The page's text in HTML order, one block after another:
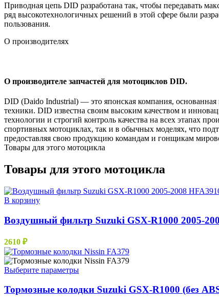
Приводная цепь DID разработана так, чтобы передавать
ряд высокотехнологичных решений в этой сфере были
пользования.
О производителях
О производителе запчастей для мотоциклов DID.
DID (Daido Industrial) — это японская компания, основанная
техники. DID известна своим высоким качеством и
технологии и строгий контроль качества на всех этапах
спортивных мотоциклах, так и в обычных моделях, что
предоставляя свою продукцию командам и гонщикам
Товары для этого мотоцикла
Товары для этого мотоцикла
В корзину
Воздушный фильтр Suzuki GSX-R1000 2005-
2610 ₽
Выберите параметрыЭтот
имеет
несколько
Тормозные колодки Suzuki GSX-R1000 (без